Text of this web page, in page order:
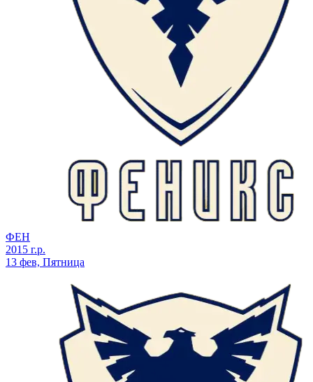
ФЕН
2015 г.р.
13 фев, Пятница